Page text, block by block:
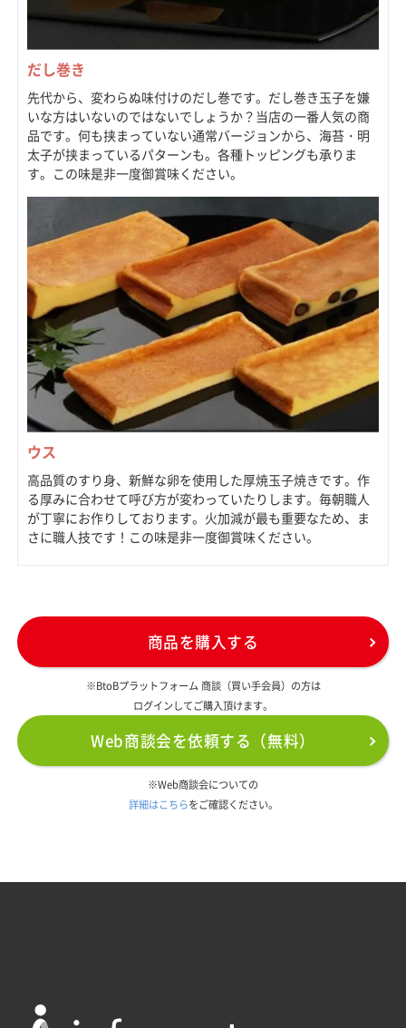
だし巻き
先代から、変わらぬ味付けのだし巻です。だし巻き玉子を嫌
いな方はいないのではないでしょうか？当店の一番人気の商
品です。何も挟まっていない通常バージョンから、海苔・明
太子が挟まっているパターンも。各種トッピングも承りま
す。この味是非一度御賞味ください。
ウス
高品質のすり身、新鮮な卵を使用した厚焼玉子焼きです。作
る厚みに合わせて呼び方が変わっていたりします。毎朝職人
が丁寧にお作りしております。火加減が最も重要なため、ま
さに職人技です！この味是非一度御賞味ください。
商品を購入する
※BtoBプラットフォーム 商談（買い手会員）の方は
ログインしてご購入頂けます。
Web商談会を依頼する（無料）
※Web商談会についての
詳細はこちらをご確認ください。